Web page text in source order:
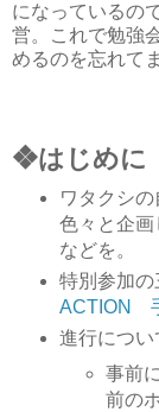
になっているの
営。これで勉強
めるのを忘れて
❖はじめに
ワタクシの
色々と企画
などを。
特別参加の
ACTION
進行につい
事前
前の